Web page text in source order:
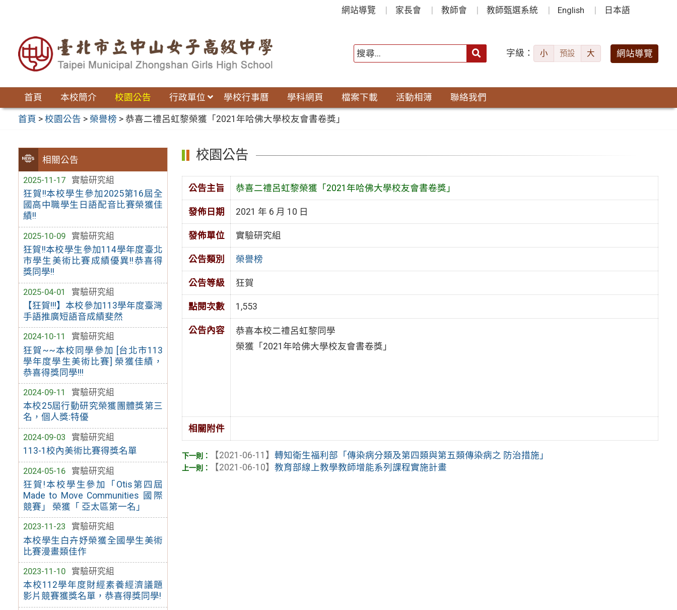
網站導覽 家長會 教師會 教師甄選系統 English 日本語
字級： 小 預設 大 網站導覽
首頁 本校簡介 校園公告 行政單位 學校行事曆 學科網頁 檔案下載 活動相簿 聯絡我們
首頁 >校園公告 > 榮譽榜 >恭喜二禮呂虹黎榮獲「2021年哈佛大學校友會書卷獎」
相關公告
2025-11-17
實驗研究組
狂賀!!本校學生參加2025第16屆全
國高中職學生日語配音比賽榮獲佳
績!!
2025-10-09
實驗研究組
狂賀!!本校學生參加114學年度臺北
市學生美術比賽成績優異!!恭喜得
獎同學!!
2025-04-01
實驗研究組
【狂賀!!!】本校參加113學年度臺灣
手語推廣短語音成績斐然
2024-10-11
實驗研究組
狂賀~~本校同學參加 [台北市113
學年度學生美術比賽] 榮獲佳績，
恭喜得獎同學!!!
2024-09-11
實驗研究組
本校25屆行動研究榮獲團體獎第三
名，個人獎:特優
2024-09-03
實驗研究組
113-1校內美術比賽得獎名單
2024-05-16
實驗研究組
狂賀!本校學生參加「Otis第四屆
Made to Move Communities 國際
競賽」 榮獲「 亞太區第一名」
2023-11-23
實驗研究組
本校學生白卉妤榮獲全國學生美術
比賽漫畫類佳作
2023-11-10
實驗研究組
本校112學年度財經素養經濟議題
影片競賽獲獎名單，恭喜得獎同學!
校園公告
公告主旨 恭喜二禮呂虹黎榮獲「2021年哈佛大學校友會書卷獎」
發佈日期 2021 年 6 月 10 日
發佈單位 實驗研究組
公告類別 榮譽榜
公告等級 狂賀
點閱次數 1,553
公告內容
恭喜本校二禮呂虹黎同學
榮獲「2021年哈佛大學校友會書卷獎」
相關附件
【2021-06-11】轉知衛生福利部「傳染病分類及第四類與第五類傳染病之 防治措施」
【2021-06-10】教育部線上教學教師增能系列課程實施計畫